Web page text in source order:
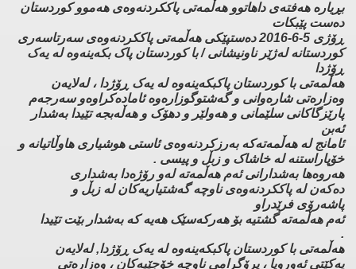
بڕیارە هەفتەی داهاتوو هەڵمەتی پاککردنەوەی هەموو کوردستان
دەست پێبکات
ڕۆژی 5-6-2016 دەستپێکی هەڵمەتی پاککردنەوەی سەرتاسەری
کوردستانە لەژێر ناونیشانی / با کوردستان پاک بکەینەوە لە یەک
ڕۆژدا
هەڵمەتی با کوردستان پاکبکەینەوە لە یەک ڕۆژدا ، لەلایەن
وەزارەتی شارەوانی و گەشتوگوزارەوە ئامادەکراوەو سەرجەم
پارێزگاکانی سلێمانی و هەولێر و دهۆک و هەڵەبجە تێیدا بەشدار
ئەبن
ئامانج لە هەڵمەتەکە بەرزکردنەوەی ئاستی هوشیاری هاوڵاتیانە و
خۆپاراستنە لە خاشاک و زبڵ و پیسی .
هەروەها بەشدارانی ئەم هەڵمەتە لەو رۆژەدا بەشداری
دەکەن لە پاککردنەوەی ناوچە گەشتیاریەکان لە زبڵ و
پاشەرۆی فرێدراو
ئەم هەڵمەتە گشتیە بۆ هەرکەسێک هەیە کە بەشدار بێت تێیدا
.
هەڵمەتی با کوردستان پاکبکەینەوە لە یەک ڕۆژدا, لەلایەن
یەکێتی ئەوروپا ، پرۆگرامی ناوچە خۆجێیەکان ، وەزارەتی